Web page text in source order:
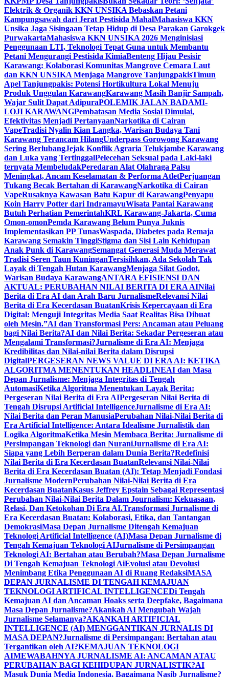
Elektrik & Organik KKN UNSIKA Bebaskan Petani
Kampungsawah dari Jerat Pestisida MahalMahasiswa KKN
Unsika Jaga Sisingaan Tetap Hidup di Desa Parakan Garokgek
PurwakartaMahasiswa KKN UNSIKA 2026 Menginisiasi
Penggunaan LTI, Teknologi Tepat Guna untuk Membantu
Petani Mengurangi Pestisida KimiaBenteng Hijau Pesisir
Karawang: Kolaborasi Komunitas Mangrove Cemara Laut
dan KKN UNSIKA Menjaga Mangrove TanjungpakisTimun
Apel Tanjungpakis: Potensi Hortikultura Lokal Menuju
Produk Unggulan KarawangKarawang Masih Banjir Sampah,
Wajar Sulit Dapat AdipuraPOLEMIK JALAN BADAMI-
LOJI KARAWANGPembatasan Media Sosial Dimulai,
Efektivitas Menjadi PertanyaanNarkotika di Cairan
VapeTradisi Nyalin Kian Langka, Warisan Budaya Tani
Karawang Terancam HilangUnderpass Gorowong Karawang
Sering BerlubangJejak Konflik Agraria Telukjambe Karawang
dan Luka yang TertinggalPelecehan Seksual pada Laki-laki
ternyata MembeludakPeredaran Alat Olahraga Palsu
Meningkat, Ancam Keselamatan & Performa AtletPerjuangan
Tukang Becak Bertahan di KarawangNarkotika di Cairan
VapeRusaknya Kawasan Batu Kapur di KarawangPenyapu
Koin Harry Potter dari IndramayuWisata Pantai Karawang
Butuh Perhatian PemerintahKRL Karawang-Jakarta, Cuma
Omon-omonPemda Karawang Belum Punya Juknis
Implementasikan PP TunasWaspada, Diabetes pada Remaja
Karawang Semakin TinggiStigma dan Sisi Lain Kehidupan
Anak Punk di KarawangSemangat Generasi Muda Merawat
Tradisi Seren Taun KuninganTersisihkan, Ada Sekolah Tak
Layak di Tengah Hutan KarawangMenjaga Silat Godot,
Warisan Budaya KarawangANTARA EFISIENSI DAN
AKTUAL: PERUBAHAN NILAI BERITA DI ERA AINilai
Berita di Era AI dan Arah Baru JurnalismeRelevansi Nilai
Berita di Era Kecerdasan BuatanKrisis Kepercayaan di Era
Digital: Menguji Integritas Media Saat Realitas Bisa Dibuat
oleh Mesin.”AI dan Transformasi Pers: Ancaman atau Peluang
bagi Nilai Berita?AI dan Nilai Berita: Sekadar Pergeseran atau
Mengalami Transformasi?Jurnalisme di Era AI: Menjaga
Kredibilitas dan Nilai-nilai Berita dalam Disrupsi
DigitalPERGESERAN NEWS VALUE DI ERA AI: KETIKA
ALGORITMA MENENTUKAN HEADLINEAI dan Masa
Depan Jurnalisme: Menjaga Integritas di Tengah
AutomasiKetika Algoritma Menentukan Layak Berita:
Pergeseran Nilai Berita di Era AIPergeseran Nilai Berita di
Tengah Disrupsi Artificial IntelligenceJurnalisme di Era AI:
Nilai Berita dan Peran ManusiaPerubahan Nilai-Nilai Berita di
Era Artificial Intelligence: Antara Idealisme Jurnalistik dan
Logika AlgoritmaKetika Mesin Membaca Berita: Jurnalisme di
Persimpangan Teknologi dan NuraniJurnalisme di Era AI:
Siapa yang Lebih Berperan dalam Dunia Berita?Redefinisi
Nilai Berita di Era Kecerdasan BuatanRelevansi Nilai-Nilai
Berita di Era Kecerdasan Buatan (AI): Tetap Menjadi Fondasi
Jurnalisme ModernPerubahan Nilai-Nilai Berita di Era
Kecerdasan BuatanKasus Jeffrey Epstain Sebagai Representasi
Perubahan Nilai-Nilai Berita Dalam Journalism: Kekuasaan,
Relasi, Dan Ketokohan Di Era AI.Transformasi Jurnalisme di
Era Kecerdasan Buatan: Kolaborasi, Etika, dan Tantangan
DemokrasiMasa Depan Jurnalisme Ditengah Kemajuan
Teknologi Artificial Intelligence (AI)Masa Depan Jurnalisme di
Tengah Kemajuan Teknologi AIJurnalisme di Persimpangan
Teknologi AI: Bertahan atau Berubah?Masa Depan Jurnalisme
Di Tengah Kemajuan Teknologi AiEvolusi atau Devolusi
Menimbang Etika Penggunaan AI di Ruang RedaksiMASA
DEPAN JURNALISME DI TENGAH KEMAJUAN
TEKNOLOGI ARTIFICAL INTELLIGENCEDi Tengah
Kemajuan AI dan Ancaman Hoaks serta Deepfake, Bagaimana
Masa Depan Jurnalisme?Akankah AI Mengubah Wajah
Jurnalisme Selamanya?AKANKAH ARTIFICIAL
INTELLIGENCE (AI) MENGGANTIKAN JURNALIS DI
MASA DEPAN?Jurnalisme di Persimpangan: Bertahan atau
Tergantikan oleh AI?KEMAJUAN TEKNOLOGI
AIMEWABAHNYA JURNALISME AI: ANCAMAN ATAU
PERUBAHAN BAGI KEHIDUPAN JURNALISTIK?AI
Masuk Dunia Media Indonesia, Bagaimana Nasib Jurnalisme?